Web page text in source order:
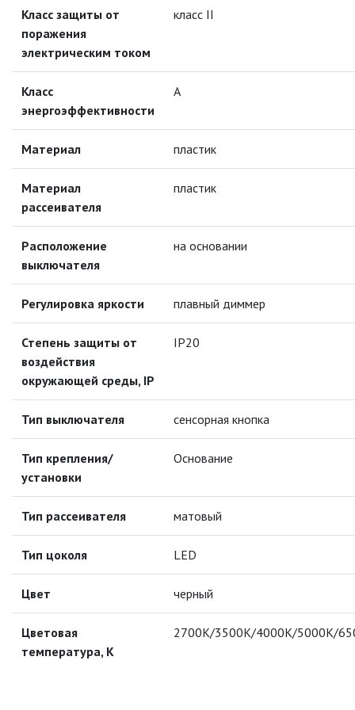
НАСТОЛЬНЫЕ СВЕТИЛЬНИКИ СО
НОЧНИКИ
ПАЯЛЬНОЕ ОБОРУДОВАНИЕ
ПОДВЕСНЫЕ ЛОФТ
СВЕТИЛЬНИКИ
ЭЛЕКТРОСТАНЦИИ
РАЗЪЁМЫ, ПЕРЕХОДНИКИ, ТВ
ДЕЛИТЕЛИ
СТАБИЛИЗАТОРЫ НАПРЯЖЕНИЯ
Класс защиты от
поражения
электрическим током
класс II
Класс
энергоэффективности
А
Материал пластик
Материал
рассеивателя
пластик
Расположение
выключателя
на основании
Регулировка яркости плавный диммер
Степень защиты от
воздействия
окружающей среды, IP
IP20
Тип выключателя сенсорная кнопка
Тип крепления/
установки
Основание
Тип рассеивателя матовый
Тип цоколя LED
Цвет черный
Цветовая
температура, К
2700K/3500K/4000К/5000K/